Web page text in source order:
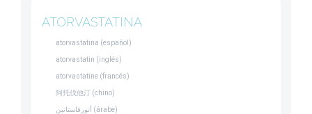
ATORVASTATINA
atorvastatina (español)
atorvastatin (inglés)
atorvastatine (francés)
阿托伐他汀 (chino)
أتورفاستاتين (árabe)